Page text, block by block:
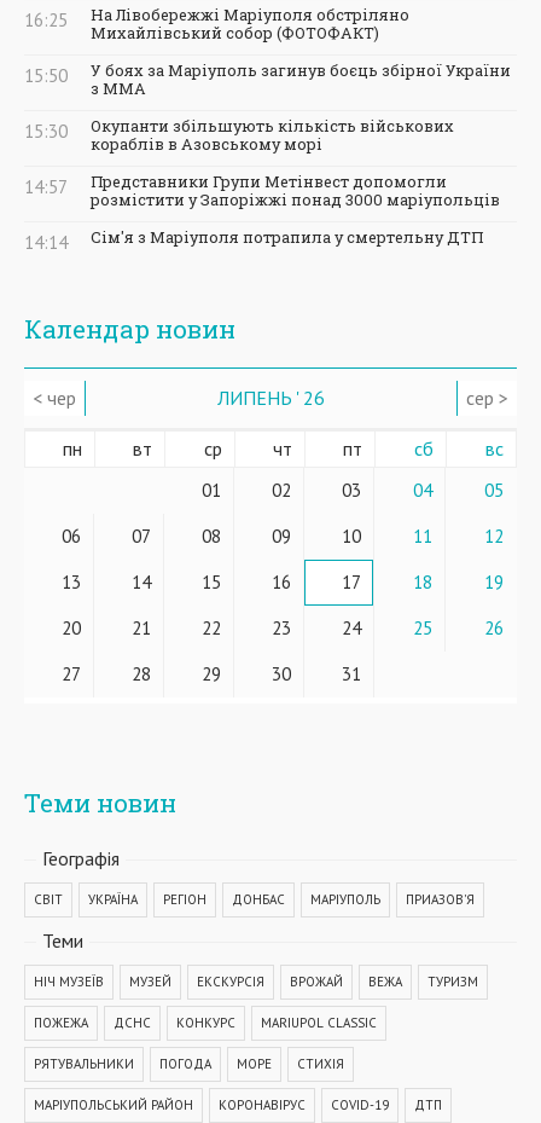
16:25
На Лівобережжі Маріуполя обстріляно
Михайлівський собор (ФОТОФАКТ)
15:50
У боях за Маріуполь загинув боєць збірної України
з ММА
15:30
Окупанти збільшують кількість військових
кораблів в Азовському морі
14:57
Представники Групи Метінвест допомогли
розмістити у Запоріжжі понад 3000 маріупольців
14:14 Сім'я з Маріуполя потрапила у смертельну ДТП
Календар новин
< чер ЛИПЕНЬ ' 26 сер >
пн вт ср чт пт сб вс
01 02 03 04
05
06
07 08 09 10 11
12
13
14 15 16 17 18
19
20
21 22 23 24 25
26
27
28 29 30 31
Теми новин
Географiя
СВІТ УКРАЇНА РЕГІОН ДОНБАС МАРІУПОЛЬ ПРИАЗОВ'Я
Теми
НІЧ МУЗЕЇВ МУЗЕЙ ЕКСКУРСІЯ ВРОЖАЙ ВЕЖА ТУРИЗМ
ПОЖЕЖА ДСНС КОНКУРС MARIUPOL CLASSIC
РЯТУВАЛЬНИКИ ПОГОДА МОРЕ СТИХІЯ
МАРІУПОЛЬСЬКИЙ РАЙОН КОРОНАВІРУС COVID-19 ДТП